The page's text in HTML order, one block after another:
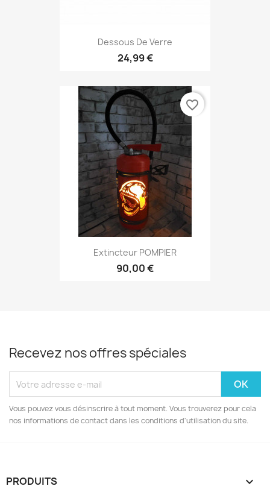
Dessous De Verre
24,99 €
Extincteur POMPIER
90,00 €
favorite_border
Recevez nos offres spéciales
Vous pouvez vous désinscrire à tout moment. Vous trouverez pour cela
nos informations de contact dans les conditions d'utilisation du site.
PRODUITS 